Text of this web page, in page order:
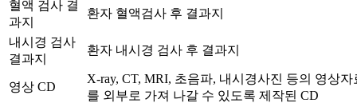
혈액 검사 결
과지
환자 혈액검사 후 결과지
내시경 검사
결과지
환자 내시경 검사 후 결과지
영상 CD
X-ray, CT, MRI, 초음파, 내시경사진 등의 영상자
를 외부로 가져 나갈 수 있도록 제작된 CD